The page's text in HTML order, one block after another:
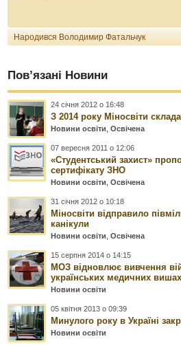
Народився Володимир Фатальчук
Пов’язані Новини
24 січня 2012 о 16:48
З 2014 року Міносвіти
Новини освіти ,Освічена
07 вересня 2011 о 12:06
«Студентський захист»
сертифікату ЗНО
Новини освіти ,Освічена
31 січня 2012 о 10:18
Міносвіти відправило
канікули
Новини освіти ,Освічена
15 серпня 2014 о 14:15
МОЗ відновлює вивчення
українських медичних вишах
Новини освіти
05 квітня 2013 о 09:39
Минулого року в Україні
Новини освіти